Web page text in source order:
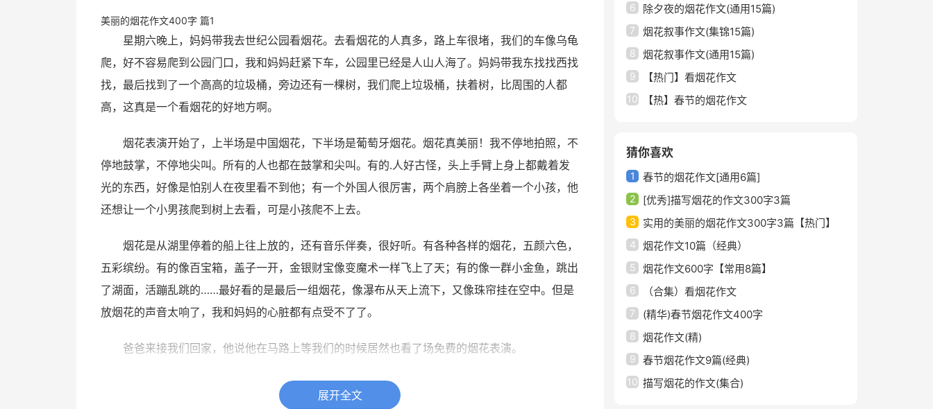
美丽的烟花作文400字 篇1
星期六晚上，妈妈带我去世纪公园看烟花。去看烟花的人真多，路上车很堵，我们的车像乌龟
爬，好不容易爬到公园门口，我和妈妈赶紧下车，公园里已经是人山人海了。妈妈带我东找找西找
找，最后找到了一个高高的垃圾桶，旁边还有一棵树，我们爬上垃圾桶，扶着树，比周围的人都
高，这真是一个看烟花的好地方啊。
烟花表演开始了，上半场是中国烟花，下半场是葡萄牙烟花。烟花真美丽！我不停地拍照，不
停地鼓掌，不停地尖叫。所有的人也都在鼓掌和尖叫。有的.人好古怪，头上手臂上身上都戴着发
光的东西，好像是怕别人在夜里看不到他；有一个外国人很厉害，两个肩膀上各坐着一个小孩，他
还想让一个小男孩爬到树上去看，可是小孩爬不上去。
烟花是从湖里停着的船上往上放的，还有音乐伴奏，很好听。有各种各样的烟花，五颜六色，
五彩缤纷。有的像百宝箱，盖子一开，金银财宝像变魔术一样飞上了天；有的像一群小金鱼，跳出
了湖面，活蹦乱跳的……最好看的是最后一组烟花，像瀑布从天上流下，又像珠帘挂在空中。但是
放烟花的声音太响了，我和妈妈的心脏都有点受不了了。
爸爸来接我们回家，他说他在马路上等我们的时候居然也看了场免费的烟花表演。
今天是正月初八，我们这里有个习俗，正月初八的晚上要闹上八。听外公说今晚泽国镇要在政
展开全文
6 除夕夜的烟花作文(通用15篇)
7 烟花叙事作文(集锦15篇)
8 烟花叙事作文(通用15篇)
9 【热门】看烟花作文
10 【热】春节的烟花作文
猜你喜欢
1 春节的烟花作文[通用6篇]
2 [优秀]描写烟花的作文300字3篇
3 实用的美丽的烟花作文300字3篇【热门】
4 烟花作文10篇（经典）
5 烟花作文600字【常用8篇】
6 （合集）看烟花作文
7 (精华)春节烟花作文400字
8 烟花作文(精)
9 春节烟花作文9篇(经典)
10 描写烟花的作文(集合)